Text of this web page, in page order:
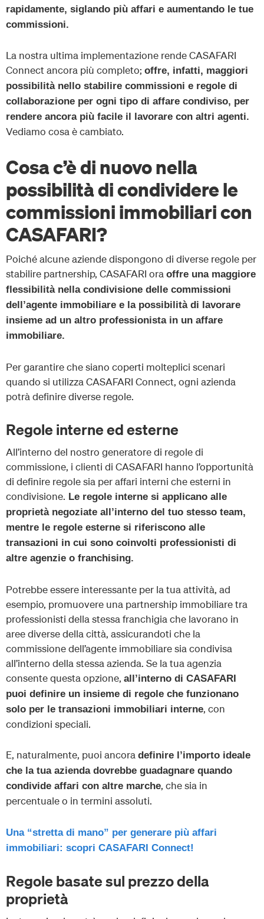
rapidamente, siglando più affari e aumentando le tue
commissioni.
La nostra ultima implementazione rende CASAFARI
Connect ancora più completo; offre, infatti, maggiori
possibilità nello stabilire commissioni e regole di
collaborazione per ogni tipo di affare condiviso, per
rendere ancora più facile il lavorare con altri agenti.
Vediamo cosa è cambiato.
Cosa c’è di nuovo nella
possibilità di condividere le
commissioni immobiliari con
CASAFARI?
Poiché alcune aziende dispongono di diverse regole per
stabilire partnership, CASAFARI ora offre una maggiore
flessibilità nella condivisione delle commissioni
dell’agente immobiliare e la possibilità di lavorare
insieme ad un altro professionista in un affare
immobiliare.
Per garantire che siano coperti molteplici scenari
quando si utilizza CASAFARI Connect, ogni azienda
potrà definire diverse regole.
Regole interne ed esterne
All’interno del nostro generatore di regole di
commissione, i clienti di CASAFARI hanno l’opportunità
di definire regole sia per affari interni che esterni in
condivisione. Le regole interne si applicano alle
proprietà negoziate all’interno del tuo stesso team,
mentre le regole esterne si riferiscono alle
transazioni in cui sono coinvolti professionisti di
altre agenzie o franchising.
Potrebbe essere interessante per la tua attività, ad
esempio, promuovere una partnership immobiliare tra
professionisti della stessa franchigia che lavorano in
aree diverse della città, assicurandoti che la
commissione dell’agente immobiliare sia condivisa
all’interno della stessa azienda. Se la tua agenzia
consente questa opzione, all’interno di CASAFARI
puoi definire un insieme di regole che funzionano
solo per le transazioni immobiliari interne, con
condizioni speciali.
E, naturalmente, puoi ancora definire l’importo ideale
che la tua azienda dovrebbe guadagnare quando
condivide affari con altre marche, che sia in
percentuale o in termini assoluti.
Una “stretta di mano” per generare più affari
immobiliari: scopri CASAFARI Connect!
Regole basate sul prezzo della
proprietà